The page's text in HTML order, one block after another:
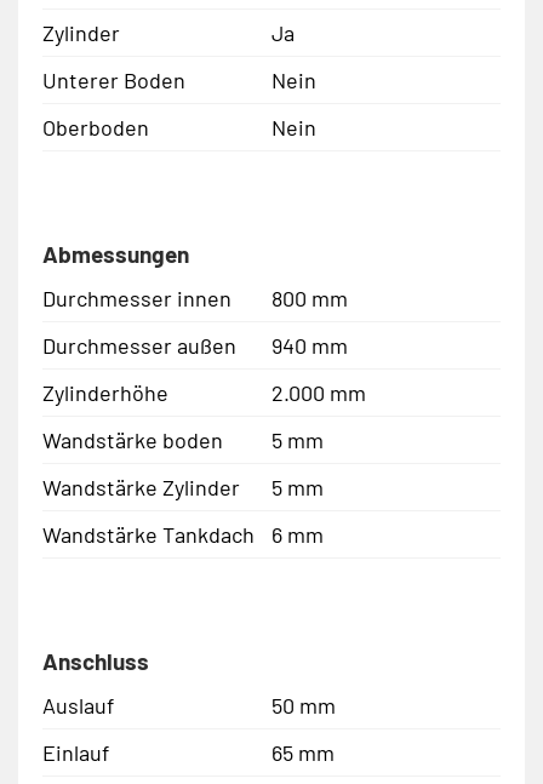
Zylinder
Ja
Unterer Boden
Nein
Oberboden
Nein
Abmessungen
Durchmesser innen
800 mm
Durchmesser außen
940 mm
Zylinderhöhe
2.000 mm
Wandstärke boden
5 mm
Wandstärke Zylinder
5 mm
Wandstärke Tankdach
6 mm
Anschluss
Auslauf
50 mm
Einlauf
65 mm